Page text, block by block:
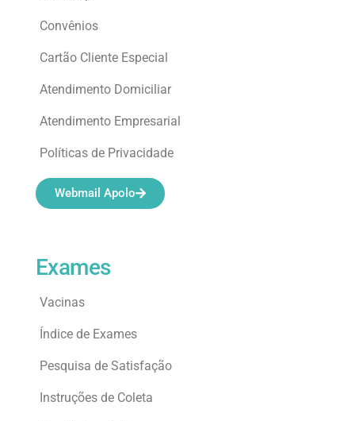
Exames
Vacinas
Índice de Exames
Pesquisa de Satisfação
Instruções de Coleta
Convênios
Cartão Cliente Especial
Atendimento Domiciliar
Atendimento Empresarial
Políticas de Privacidade
Webmail Apolo